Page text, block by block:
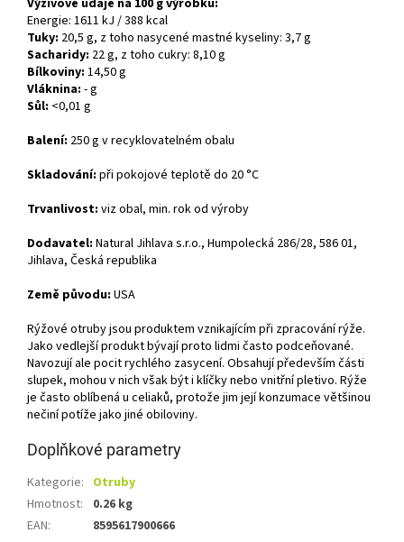
Výživové údaje na 100 g výrobku:
Energie: 1611 kJ / 388 kcal
Tuky: 20,5 g, z toho nasycené mastné kyseliny: 3,7 g
Sacharidy: 22 g, z toho cukry: 8,10 g
Bílkoviny: 14,50 g
Vláknina: - g
Sůl: <0,01 g
Balení: 250 g v recyklovatelném obalu
Skladování: při pokojové teplotě do 20 °C
Trvanlivost: viz obal, min. rok od výroby
Dodavatel: Natural Jihlava s.r.o., Humpolecká 286/28, 586 01,
Jihlava, Česká republika
Země původu: USA
Rýžové otruby jsou produktem vznikajícím při zpracování rýže.
Jako vedlejší produkt bývají proto lidmi často podceňované.
Navozují ale pocit rychlého zasycení. Obsahují především části
slupek, mohou v nich však být i klíčky nebo vnitřní pletivo. Rýže
je často oblíbená u celiaků, protože jim její konzumace většinou
nečiní potíže jako jiné obiloviny.
Doplňkové parametry
Kategorie: Otruby
Hmotnost:
0.26 kg
EAN: 8595617900666